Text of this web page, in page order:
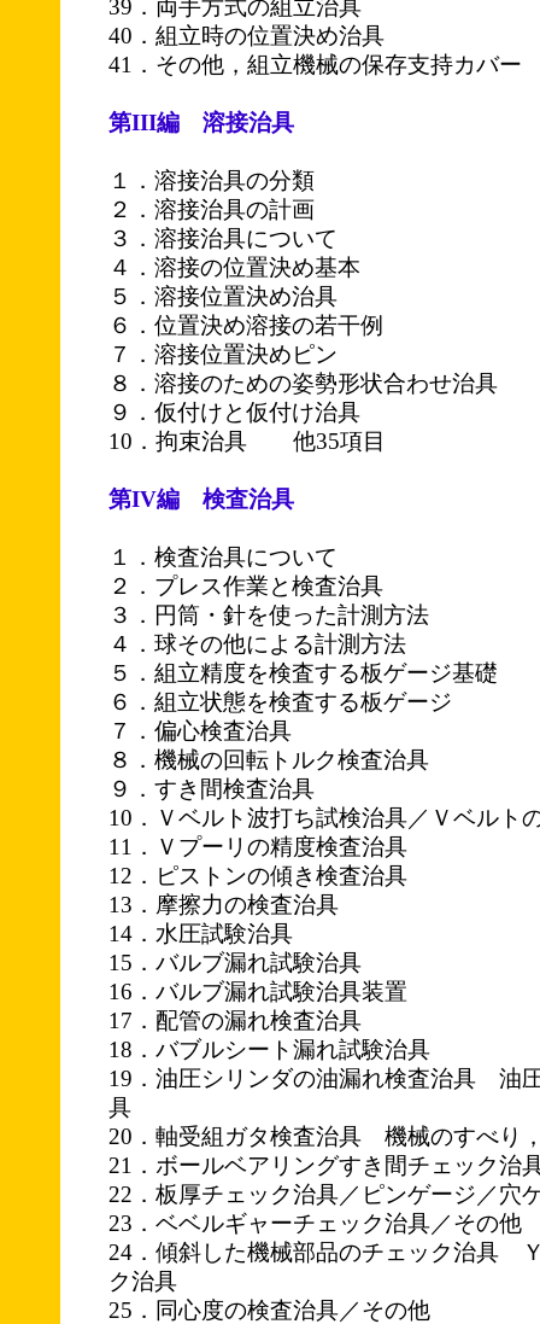
39．両手方式の組立治具
40．組立時の位置決め治具
41．その他，組立機械の保存支持カバー
第III編 溶接治具
１．溶接治具の分類
２．溶接治具の計画
３．溶接治具について
４．溶接の位置決め基本
５．溶接位置決め治具
６．位置決め溶接の若干例
７．溶接位置決めピン
８．溶接のための姿勢形状合わせ治具
９．仮付けと仮付け治具
10．拘束治具 他35項目
第IV編 検査治具
１．検査治具について
２．プレス作業と検査治具
３．円筒・針を使った計測方法
４．球その他による計測方法
５．組立精度を検査する板ゲージ基礎
６．組立状態を検査する板ゲージ
７．偏心検査治具
８．機械の回転トルク検査治具
９．すき間検査治具
10．Ｖベルト波打ち試検治具／Ｖベルト
11．Ｖプーリの精度検査治具
12．ピストンの傾き検査治具
13．摩擦力の検査治具
14．水圧試験治具
15．バルブ漏れ試験治具
16．バルブ漏れ試験治具装置
17．配管の漏れ検査治具
18．バブルシート漏れ試験治具
19．油圧シリンダの油漏れ検査治具 油
具
20．軸受組ガタ検査治具 機械のすべり
21．ボールベアリングすき間チェック治
22．板厚チェック治具／ピンゲージ／穴
23．ベベルギャーチェック治具／その他
24．傾斜した機械部品のチェック治具
ク治具
25．同心度の検査治具／その他